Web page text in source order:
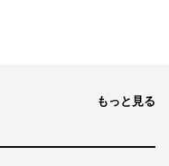
もっと見る